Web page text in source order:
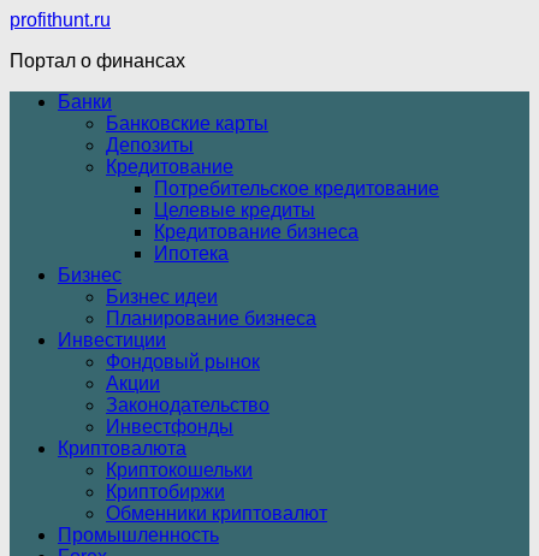
profithunt.ru
Портал о финансах
Банки
Банковские карты
Депозиты
Кредитование
Потребительское кредитование
Целевые кредиты
Кредитование бизнеса
Ипотека
Бизнес
Бизнес идеи
Планирование бизнеса
Инвестиции
Фондовый рынок
Акции
Законодательство
Инвестфонды
Криптовалюта
Криптокошельки
Криптобиржи
Обменники криптовалют
Промышленность